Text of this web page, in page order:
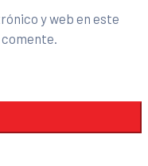
y web en este